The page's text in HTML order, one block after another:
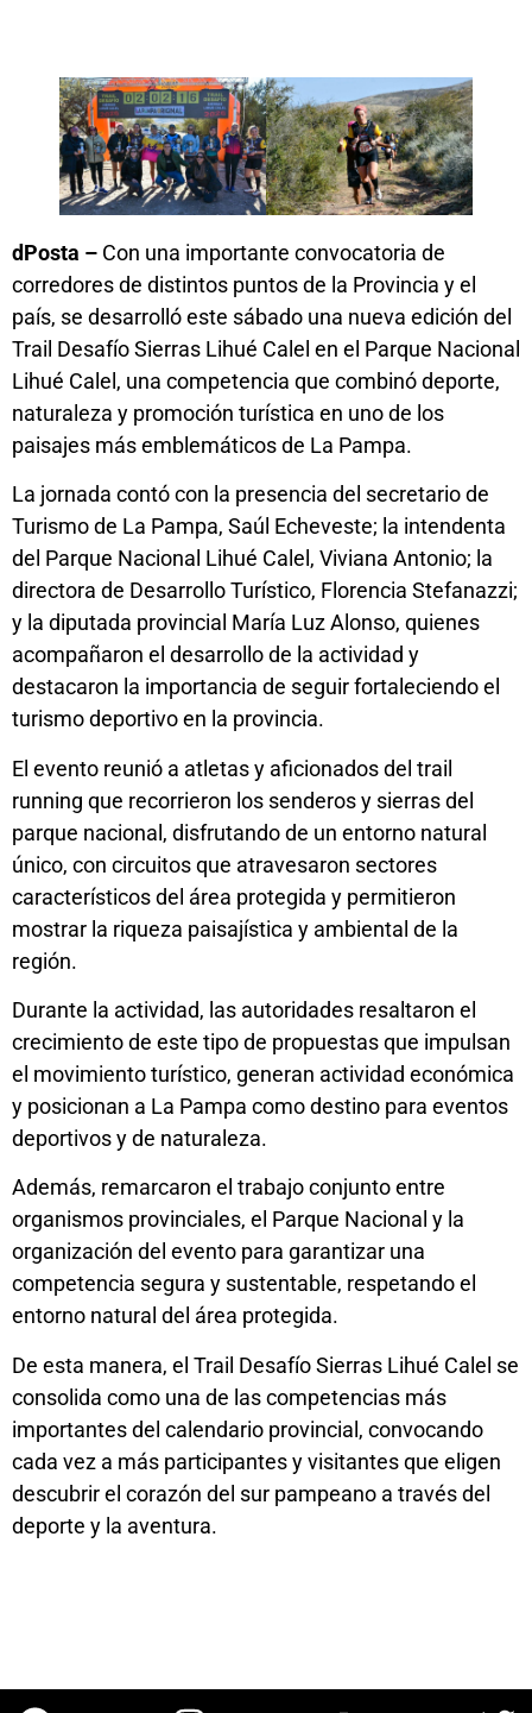
dPosta – Con una importante convocatoria de
corredores de distintos puntos de la Provincia y el
país, se desarrolló este sábado una nueva edición del
Trail Desafío Sierras Lihué Calel en el Parque Nacional
Lihué Calel, una competencia que combinó deporte,
naturaleza y promoción turística en uno de los
paisajes más emblemáticos de La Pampa.
La jornada contó con la presencia del secretario de
Turismo de La Pampa, Saúl Echeveste; la intendenta
del Parque Nacional Lihué Calel, Viviana Antonio; la
directora de Desarrollo Turístico, Florencia Stefanazzi;
y la diputada provincial María Luz Alonso, quienes
acompañaron el desarrollo de la actividad y
destacaron la importancia de seguir fortaleciendo el
turismo deportivo en la provincia.
El evento reunió a atletas y aficionados del trail
running que recorrieron los senderos y sierras del
parque nacional, disfrutando de un entorno natural
único, con circuitos que atravesaron sectores
característicos del área protegida y permitieron
mostrar la riqueza paisajística y ambiental de la
región.
Durante la actividad, las autoridades resaltaron el
crecimiento de este tipo de propuestas que impulsan
el movimiento turístico, generan actividad económica
y posicionan a La Pampa como destino para eventos
deportivos y de naturaleza.
Además, remarcaron el trabajo conjunto entre
organismos provinciales, el Parque Nacional y la
organización del evento para garantizar una
competencia segura y sustentable, respetando el
entorno natural del área protegida.
De esta manera, el Trail Desafío Sierras Lihué Calel se
consolida como una de las competencias más
importantes del calendario provincial, convocando
cada vez a más participantes y visitantes que eligen
descubrir el corazón del sur pampeano a través del
deporte y la aventura.